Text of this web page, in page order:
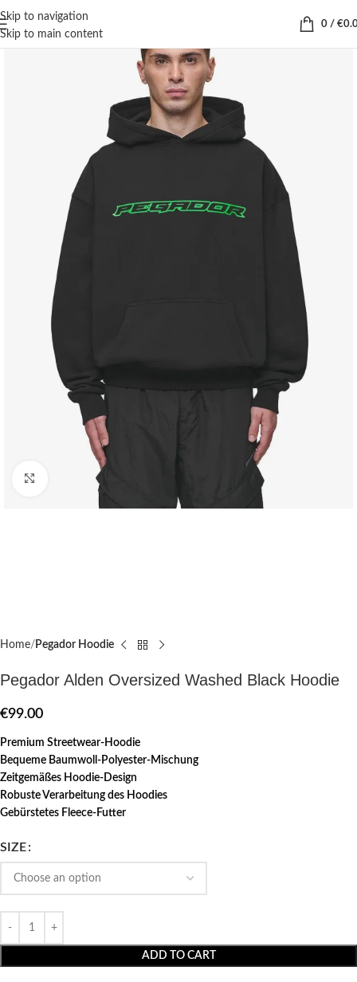
Skip to navigation
Skip to main content
0 / €
Click to enlarge
Home Pegador Hoodie
Pegador Alden Oversized Washed Black Hoodie
€99.00
Premium Streetwear-Hoodie
Bequeme Baumwoll-Polyester-Mischung
Zeitgemäßes Hoodie-Design
Robuste Verarbeitung des Hoodies
Gebürstetes Fleece-Futter
SIZE
ADD TO CART